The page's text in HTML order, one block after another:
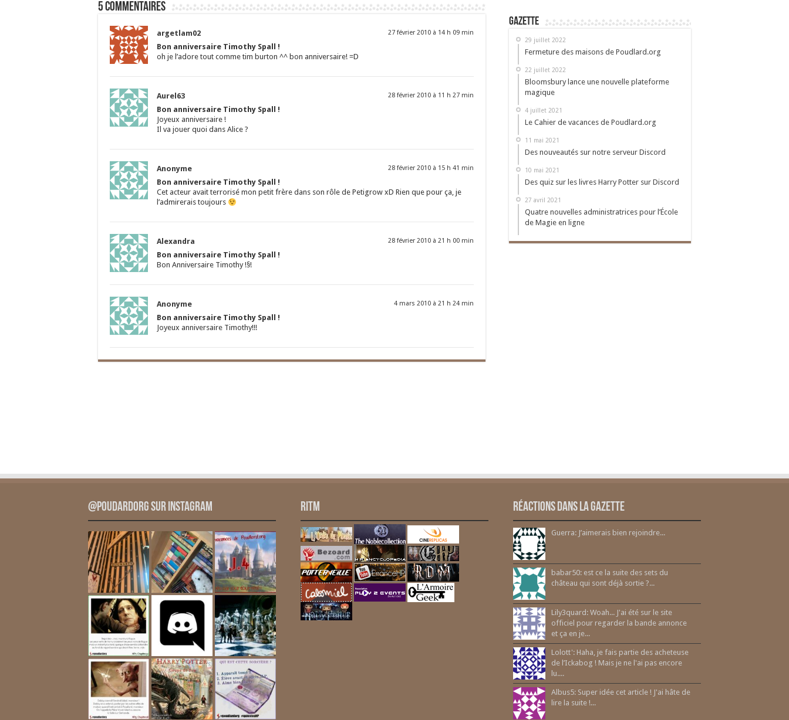
5 commentaires
argetlam02 27 février 2010 à 14 h 09 min
Bon anniversaire Timothy Spall !
oh je l’adore tout comme tim burton ^^ bon anniversaire! =D
Aurel63 28 février 2010 à 11 h 27 min
Bon anniversaire Timothy Spall !
Joyeux anniversaire !
Il va jouer quoi dans Alice ?
Anonyme 28 février 2010 à 15 h 41 min
Bon anniversaire Timothy Spall !
Cet acteur avait terrorisé mon petit frère dans son rôle de Petigrow xD Rien que pour ça, je
l’admirerais toujours
Alexandra 28 février 2010 à 21 h 00 min
Bon anniversaire Timothy Spall !
Bon Anniversaire Timothy !§!
Anonyme 4 mars 2010 à 21 h 24 min
Bon anniversaire Timothy Spall !
Joyeux anniversaire Timothy!!!
Gazette
29 juillet 2022
Fermeture des maisons de Poudlard.org
22 juillet 2022
Bloomsbury lance une nouvelle plateforme
magique
4 juillet 2021
Le Cahier de vacances de Poudlard.org
11 mai 2021
Des nouveautés sur notre serveur Discord
10 mai 2021
Des quiz sur les livres Harry Potter sur Discord
27 avril 2021
Quatre nouvelles administratrices pour l’École
de Magie en ligne
@PoudardOrg sur Instagram RITM Réactions dans la gazette
Guerra: J’aimerais bien rejoindre...
babar50: est ce la suite des sets du
château qui sont déjà sortie ?...
Lily3quard: Woah... J'ai été sur le site
officiel pour regarder la bande annonce
et ça en je...
Lolott': Haha, je fais partie des acheteuse
de l’Ickabog ! Mais je ne l'ai pas encore
lu....
Albus5: Super idée cet article ! J'ai hâte de
lire la suite !...